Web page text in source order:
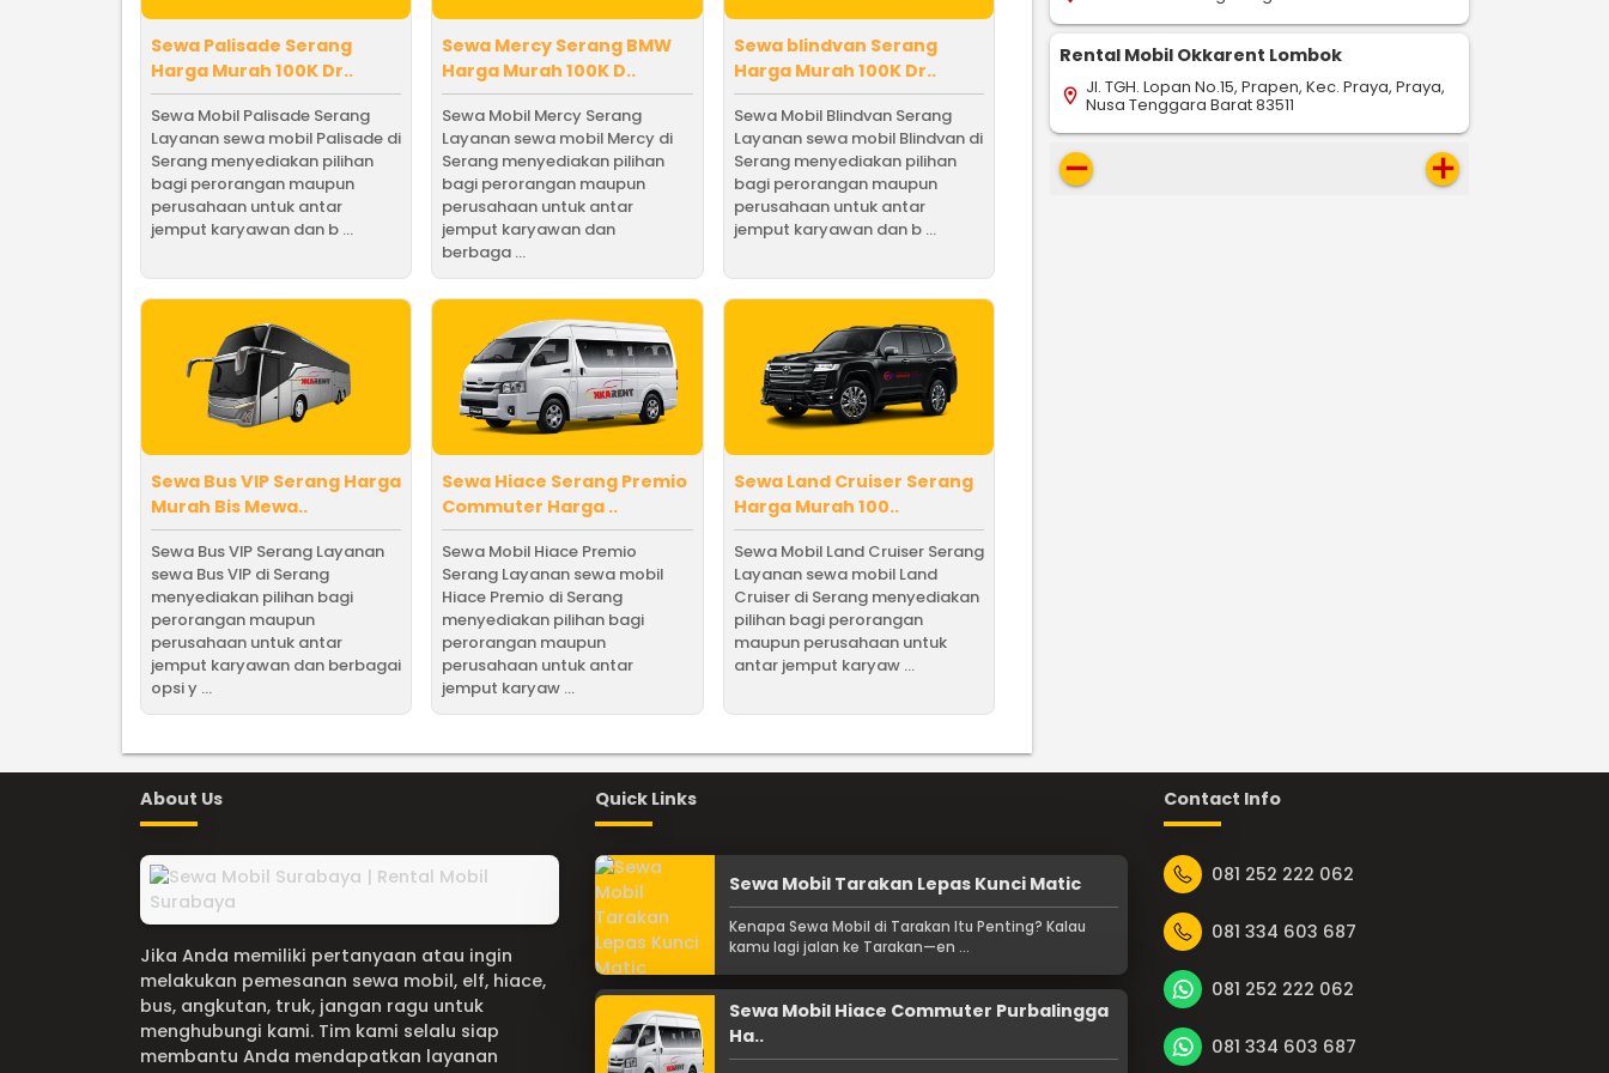
Sewa Palisade Serang
Harga Murah 100K Dr..
Sewa Mobil Palisade Serang
Layanan sewa mobil Palisade di
Serang menyediakan pilihan
bagi perorangan maupun
perusahaan untuk antar
jemput karyawan dan b ...
Sewa Mercy Serang BMW
Harga Murah 100K D..
Sewa Mobil Mercy Serang
Layanan sewa mobil Mercy di
Serang menyediakan pilihan
bagi perorangan maupun
perusahaan untuk antar
jemput karyawan dan
berbaga ...
Sewa blindvan Serang
Harga Murah 100K Dr..
Sewa Mobil Blindvan Serang
Layanan sewa mobil Blindvan di
Serang menyediakan pilihan
bagi perorangan maupun
perusahaan untuk antar
jemput karyawan dan b ...
Sewa Bus VIP Serang Harga
Murah Bis Mewa..
Sewa Bus VIP Serang Layanan
sewa Bus VIP di Serang
menyediakan pilihan bagi
perorangan maupun
perusahaan untuk antar
jemput karyawan dan berbagai
opsi y ...
Sewa Hiace Serang Premio
Commuter Harga ..
Sewa Mobil Hiace Premio
Serang Layanan sewa mobil
Hiace Premio di Serang
menyediakan pilihan bagi
perorangan maupun
perusahaan untuk antar
jemput karyaw ...
Sewa Land Cruiser Serang
Harga Murah 100..
Sewa Mobil Land Cruiser Serang
Layanan sewa mobil Land
Cruiser di Serang menyediakan
pilihan bagi perorangan
maupun perusahaan untuk
antar jemput karyaw ...
Rental Mobil Okkarent Lombok
location_on Jl. TGH. Lopan No.15, Prapen, Kec. Praya, Praya,
Nusa Tenggara Barat 83511
remove add
About Us
Jika Anda memiliki pertanyaan atau ingin
melakukan pemesanan sewa mobil, elf, hiace,
bus, angkutan, truk, jangan ragu untuk
menghubungi kami. Tim kami selalu siap
membantu Anda mendapatkan layanan
Quick Links
Sewa Mobil Tarakan Lepas Kunci Matic
Kenapa Sewa Mobil di Tarakan Itu Penting? Kalau
kamu lagi jalan ke Tarakan—en ...
Sewa Mobil Hiace Commuter Purbalingga
Ha..
Contact Info
081 252 222 062
081 334 603 687
081 252 222 062
081 334 603 687